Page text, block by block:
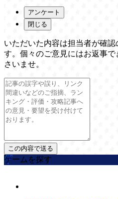
アンケート
閉じる
いただいた内容は担当者が確
す。個々のご意見にはお返事
さいませ。
ゲームを探す